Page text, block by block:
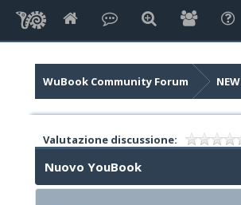
WuBook Community Forum
Valutazione discussione:
Nuovo YouBook